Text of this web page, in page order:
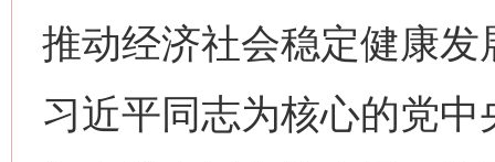
推动经济社会稳定健康
习近平同志为核心的党